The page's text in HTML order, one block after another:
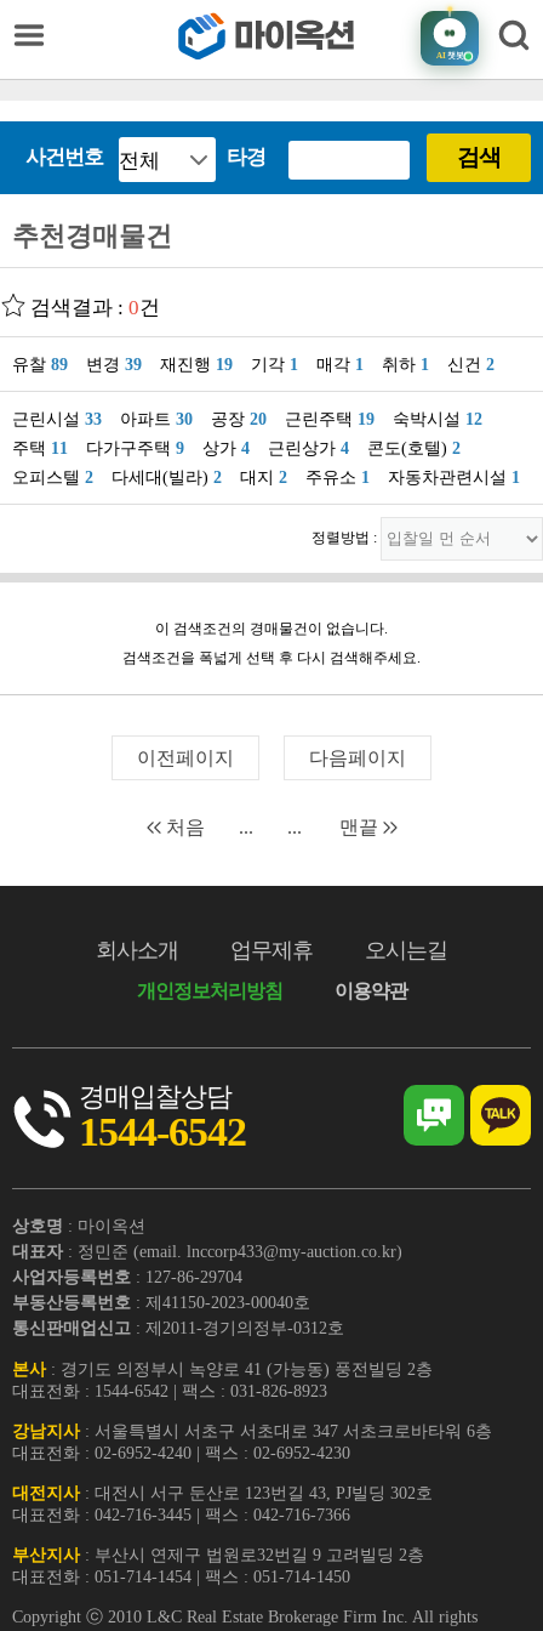
AI챗봇
사건번호 타경 검색
추천경매물건
검색결과 : 0건
유찰 89 변경 39 재진행 19 기각 1 매각 1 취하 1 신건 2
근린시설 33 아파트 30 공장 20 근린주택 19 숙박시설 12
주택 11 다가구주택 9 상가 4 근린상가 4 콘도(호텔) 2
오피스텔 2 다세대(빌라) 2 대지 2 주유소 1 자동차관련시설 1
정렬방법 :
이 검색조건의 경매물건이 없습니다.
검색조건을 폭넓게 선택 후 다시 검색해주세요.
이전페이지 다음페이지
처음 ... ... 맨끝
회사소개 업무제휴 오시는길
개인정보처리방침 이용약관
경매입찰상담
1544-6542
상호명 : 마이옥션
대표자 : 정민준 (email. lnccorp433@my-auction.co.kr)
사업자등록번호 : 127-86-29704
부동산등록번호 : 제41150-2023-00040호
통신판매업신고 : 제2011-경기의정부-0312호
본사: 경기도 의정부시 녹양로 41 (가능동) 풍전빌딩 2층
대표전화 : 1544-6542 | 팩스 : 031-826-8923
강남지사: 서울특별시 서초구 서초대로 347 서초크로바타워 6층
대표전화 : 02-6952-4240 | 팩스 : 02-6952-4230
대전지사: 대전시 서구 둔산로 123번길 43, PJ빌딩 302호
대표전화 : 042-716-3445 | 팩스 : 042-716-7366
부산지사: 부산시 연제구 법원로32번길 9 고려빌딩 2층
대표전화 : 051-714-1454 | 팩스 : 051-714-1450
Copyright ⓒ 2010 L&C Real Estate Brokerage Firm Inc. All rights